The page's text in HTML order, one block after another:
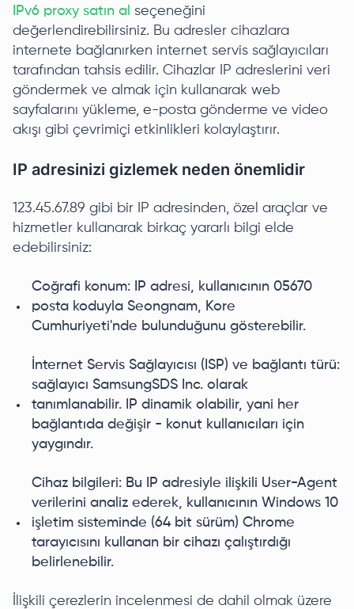
IPv6 proxy satın al seçeneğini
değerlendirebilirsiniz. Bu adresler cihazlara
internete bağlanırken internet servis sağlayıcıları
tarafından tahsis edilir. Cihazlar IP adreslerini veri
göndermek ve almak için kullanarak web
sayfalarını yükleme, e-posta gönderme ve video
akışı gibi çevrimiçi etkinlikleri kolaylaştırır.
IP adresinizi gizlemek neden önemlidir
123.45.67.89 gibi bir IP adresinden, özel araçlar ve
hizmetler kullanarak birkaç yararlı bilgi elde
edebilirsiniz:
Coğrafi konum: IP adresi, kullanıcının 05670
posta koduyla Seongnam, Kore
Cumhuriyeti'nde bulunduğunu gösterebilir.
İnternet Servis Sağlayıcısı (ISP) ve bağlantı türü:
sağlayıcı SamsungSDS Inc. olarak
tanımlanabilir. IP dinamik olabilir, yani her
bağlantıda değişir - konut kullanıcıları için
yaygındır.
Cihaz bilgileri: Bu IP adresiyle ilişkili User-Agent
verilerini analiz ederek, kullanıcının Windows 10
işletim sisteminde (64 bit sürüm) Chrome
tarayıcısını kullanan bir cihazı çalıştırdığı
belirlenebilir.
İlişkili çerezlerin incelenmesi de dahil olmak üzere